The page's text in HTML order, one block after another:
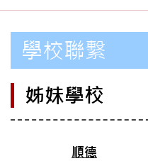
學校聯繫
姊妹學校
順德